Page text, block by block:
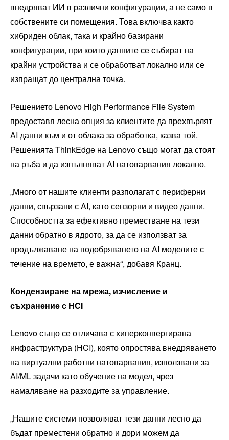
внедряват ИИ в различни конфигурации, а не само в
собствените си помещения. Това включва както
хибриден облак, така и крайно базирани
конфигурации, при които данните се събират на
крайни устройства и се обработват локално или се
изпращат до централна точка.
Решението Lenovo High Performance File System
предоставя лесна опция за клиентите да прехвърлят
AI данни към и от облака за обработка, казва той.
Решенията ThinkEdge на Lenovo също могат да стоят
на ръба и да изпълняват AI натоварвания локално.
„Много от нашите клиенти разполагат с периферни
данни, свързани с AI, като сензорни и видео данни.
Способността за ефективно преместване на тези
данни обратно в ядрото, за да се използват за
продължаване на подобряването на AI моделите с
течение на времето, е важна“, добавя Кранц.
Кондензиране на мрежа, изчисление и
съхранение с HCI
Lenovo също се отличава с хиперконвергирана
инфраструктура (HCI), която опростява внедряването
на виртуални работни натоварвания, използвани за
AI/ML задачи като обучение на модел, чрез
намаляване на разходите за управление.
„Нашите системи позволяват тези данни лесно да
бъдат преместени обратно и дори можем да